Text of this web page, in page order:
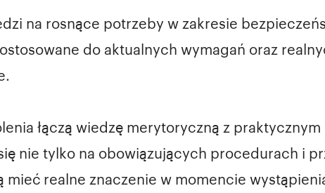
na rosnące potrzeby w zakresie
do aktualnych wymagań oraz
łączą wiedzę merytoryczną z
nie tylko na obowiązujących procedurach i
mieć realne znaczenie w momencie